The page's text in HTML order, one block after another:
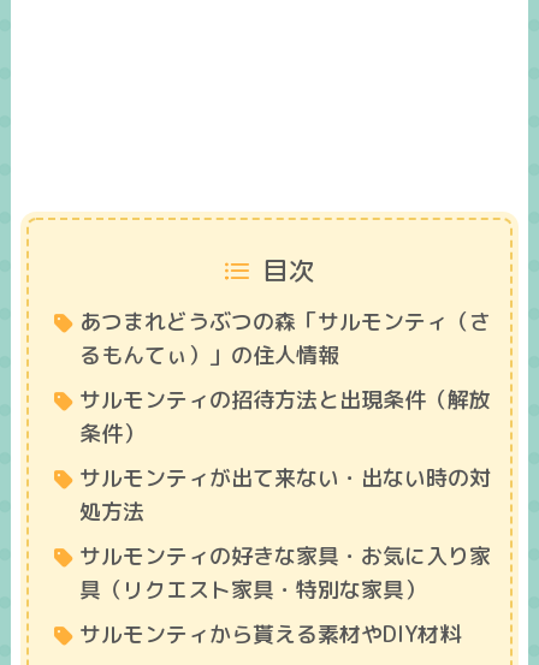
目次
あつまれどうぶつの森「サルモンティ（さ
るもんてぃ）」の住人情報
サルモンティの招待方法と出現条件（解放
条件）
サルモンティが出て来ない・出ない時の対
処方法
サルモンティの好きな家具・お気に入り家
具（リクエスト家具・特別な家具）
サルモンティから貰える素材やDIY材料